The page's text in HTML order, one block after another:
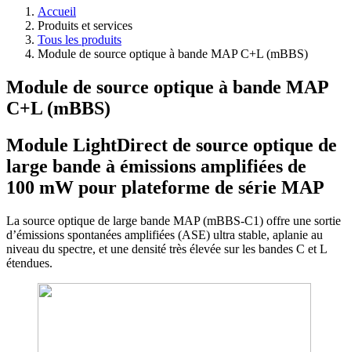
Accueil
Produits et services
Tous les produits
Module de source optique à bande MAP C+L (mBBS)
Module de source optique à bande MAP
C+L (mBBS)
Module LightDirect de source optique de
large bande à émissions amplifiées de
100 mW pour plateforme de série MAP
La source optique de large bande MAP (mBBS-C1) offre une sortie
d’émissions spontanées amplifiées (ASE) ultra stable, aplanie au
niveau du spectre, et une densité très élevée sur les bandes C et L
étendues.